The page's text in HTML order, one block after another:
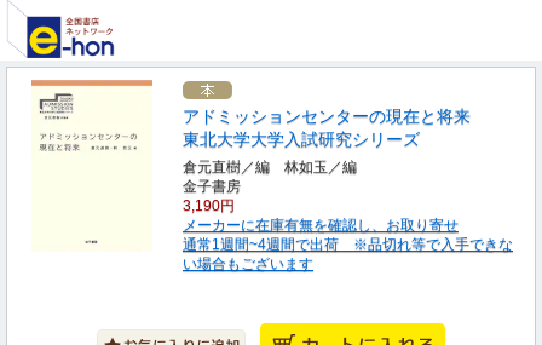
アドミッションセンターの現在と将来
東北大学大学入試研究シリーズ
倉元直樹／編 林如玉／編
金子書房
3,190円
メーカーに在庫有無を確認し、お取り寄せ
通常1週間~4週間で出荷 ※品切れ等で入手できな
い場合もございます